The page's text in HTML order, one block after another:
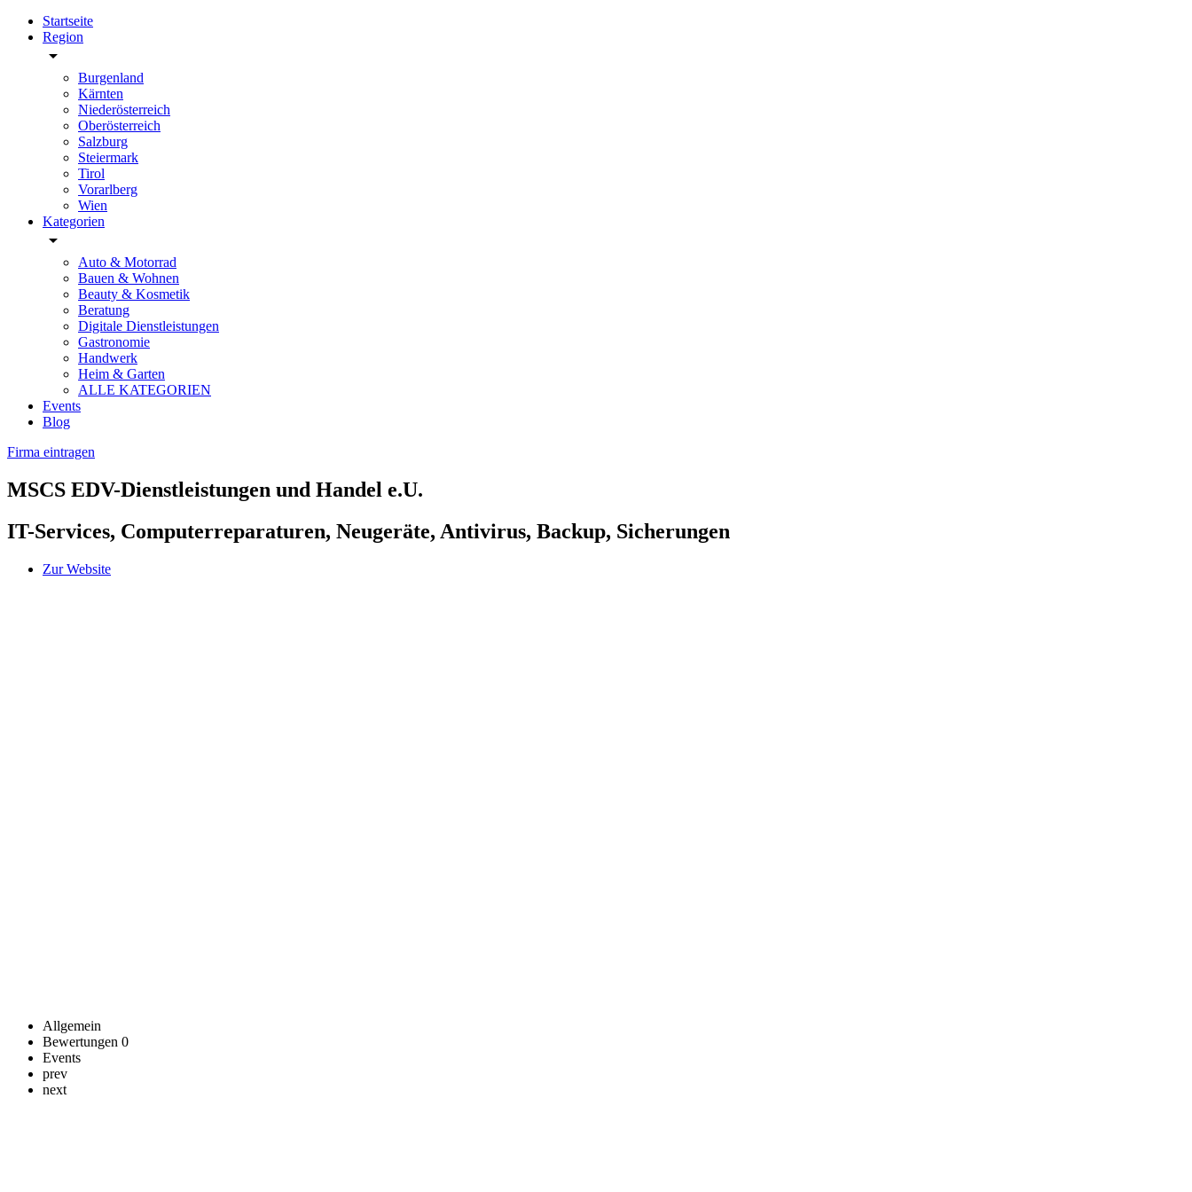
Startseite
Region
arrow_drop_down
Burgenland
Kärnten
Niederösterreich
Oberösterreich
Salzburg
Steiermark
Tirol
Vorarlberg
Wien
Kategorien
arrow_drop_down
Auto & Motorrad
Bauen & Wohnen
Beauty & Kosmetik
Beratung
Digitale Dienstleistungen
Gastronomie
Handwerk
Heim & Garten
ALLE KATEGORIEN
Events
Blog
Firma eintragen
MSCS EDV-Dienstleistungen und Handel e.U.
IT-Services, Computerreparaturen, Neugeräte, Antivirus, Backup, Sicherungen
Zur Website
Allgemein
Bewertungen 0
Events
prev
next